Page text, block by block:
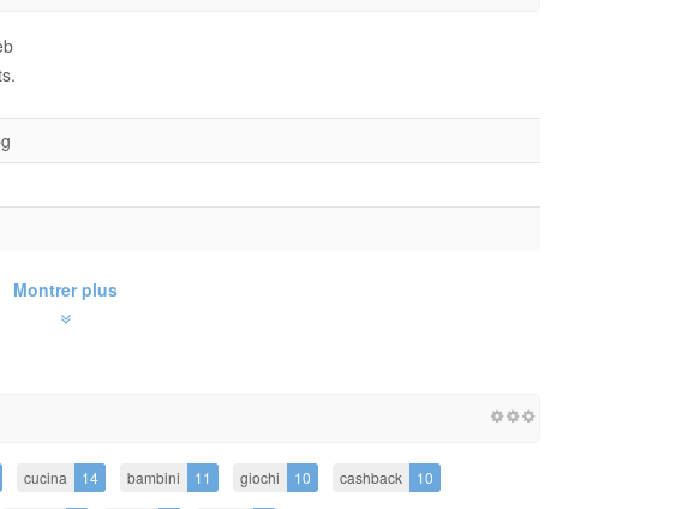
Montrer plus
cucina 14 bambini 11 giochi 10 cashback 10